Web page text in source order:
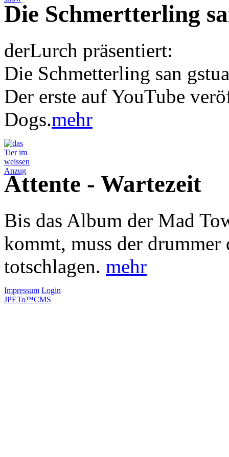
Die Schmertterling
derLurch präsentiert:
Die Schmetterling san
Der erste auf YouTube
Dogs.mehr
Attente - Wartezeit
Bis das Album der Mad
kommt, muss der
totschlagen. mehr
Impressum Login
JPETo™CMS